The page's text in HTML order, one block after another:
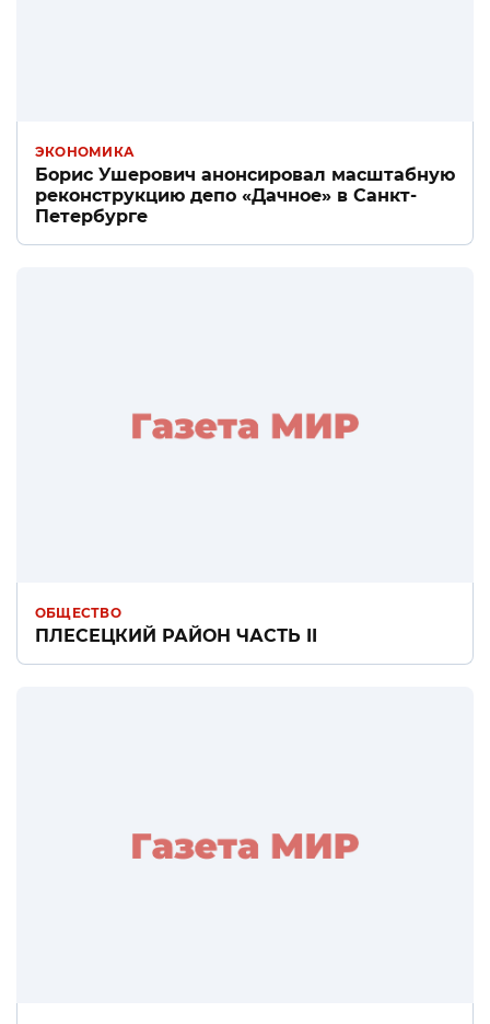
ЭКОНОМИКА
Борис Ушерович анонсировал масштабную
реконструкцию депо «Дачное» в Санкт-
Петербурге
ОБЩЕСТВО
ПЛЕСЕЦКИЙ РАЙОН ЧАСТЬ II